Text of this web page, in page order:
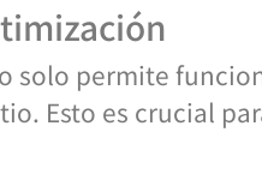
solo permite
Esto es crucial